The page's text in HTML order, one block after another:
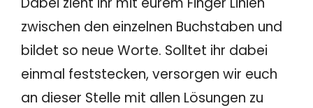
zwischen den einzelnen Buchstaben und
bildet so neue Worte. Solltet ihr dabei
einmal feststecken, versorgen wir euch
an dieser Stelle mit allen Lösungen zu